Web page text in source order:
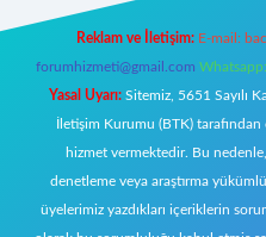
Reklam ve İletişim: E-mail:
forumhizmeti@gmail.com
Yasal Uyarı: Sitemiz, 5651 Sayılı
İletişim Kurumu (BTK) tarafından
hizmet vermektedir. Bu
denetleme veya araştırma
üyelerimiz yazdıkları içeriklerin